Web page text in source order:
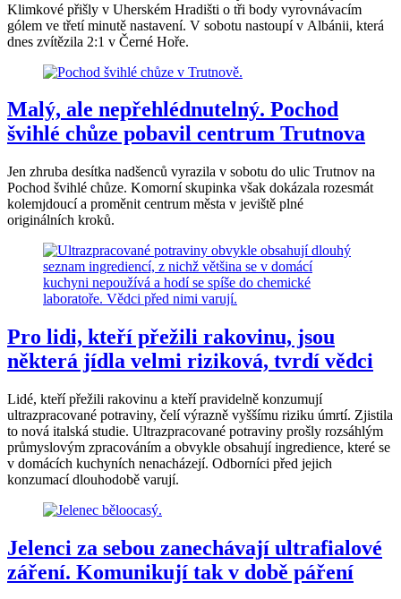
Klimkové přišly v Uherském Hradišti o tři body vyrovnávacím
gólem ve třetí minutě nastavení. V sobotu nastoupí v Albánii, která
dnes zvítězila 2:1 v Černé Hoře.
Malý, ale nepřehlédnutelný. Pochod
švihlé chůze pobavil centrum Trutnova
Jen zhruba desítka nadšenců vyrazila v sobotu do ulic Trutnov na
Pochod švihlé chůze. Komorní skupinka však dokázala rozesmát
kolemjdoucí a proměnit centrum města v jeviště plné
originálních kroků.
Pro lidi, kteří přežili rakovinu, jsou
některá jídla velmi riziková, tvrdí vědci
Lidé, kteří přežili rakovinu a kteří pravidelně konzumují
ultrazpracované potraviny, čelí výrazně vyššímu riziku úmrtí. Zjistila
to nová italská studie. Ultrazpracované potraviny prošly rozsáhlým
průmyslovým zpracováním a obvykle obsahují ingredience, které se
v domácích kuchyních nenacházejí. Odborníci před jejich
konzumací dlouhodobě varují.
Jelenci za sebou zanechávají ultrafialové
záření. Komunikují tak v době páření